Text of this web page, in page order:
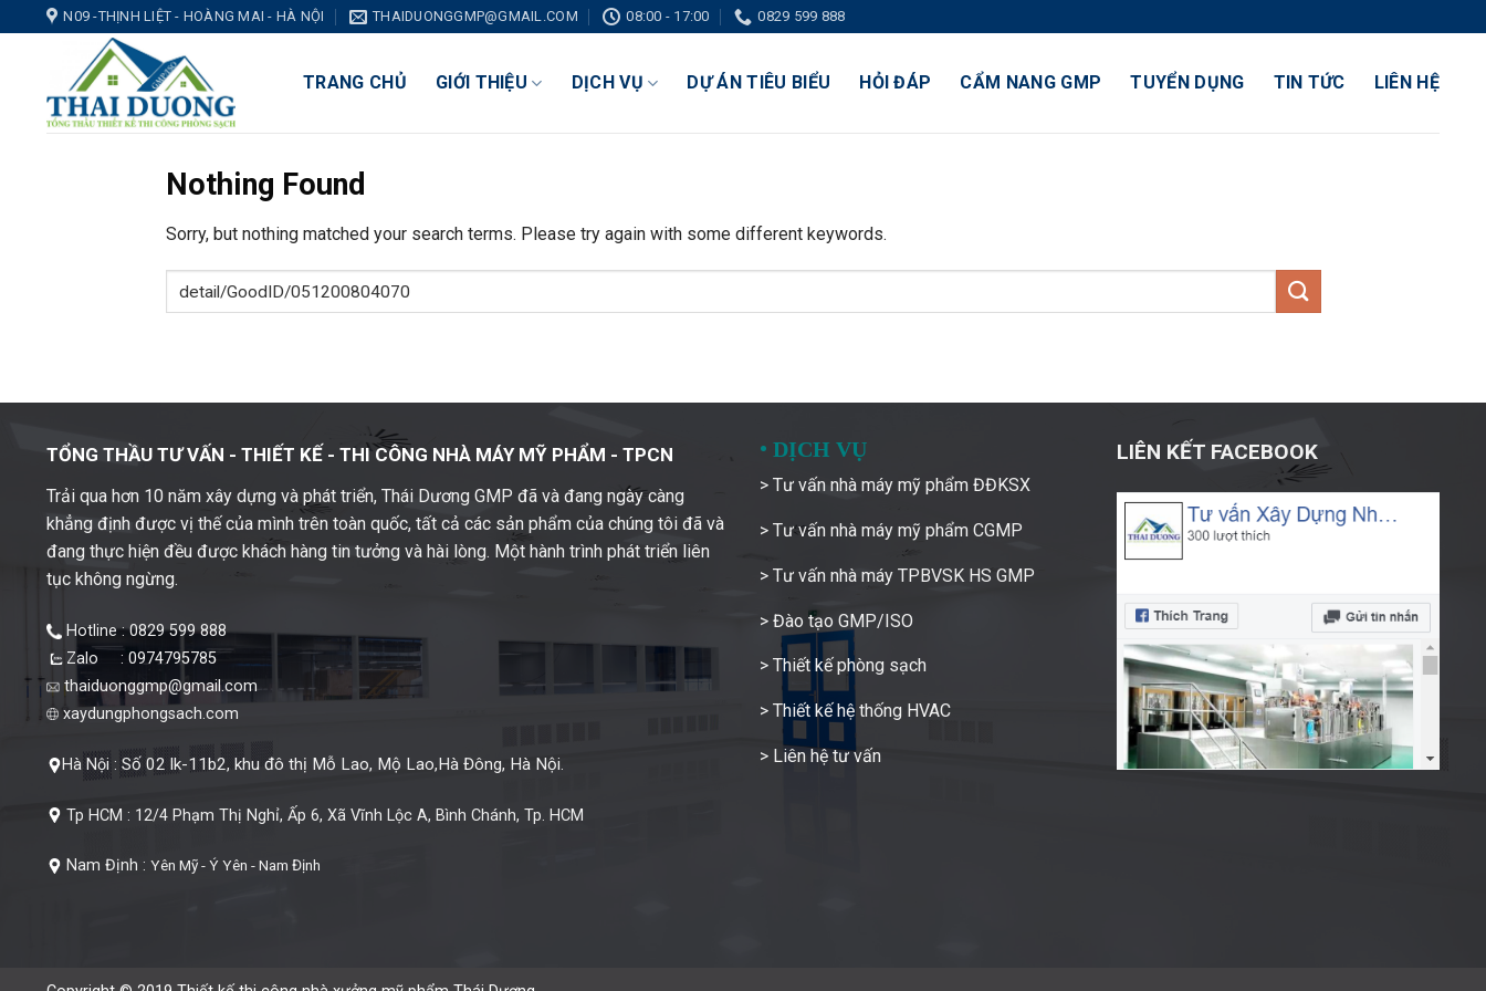
N09 -THỊNH LIỆT - HOÀNG MAI - HÀ NỘI THAIDUONGGMP@GMAIL.COM 08:00 - 17:00 0829 599 888
TRANG CHỦ GIỚI THIỆU DỊCH VỤ DỰ ÁN TIÊU BIỂU HỎI ĐÁP CẨM NANG GMP TUYỂN DỤNG TIN TỨC LIÊN HỆ
Nothing Found
Sorry, but nothing matched your search terms. Please try again with some different keywords.
TỔNG THẦU TƯ VẤN - THIẾT KẾ - THI CÔNG NHÀ MÁY MỸ PHẨM - TPCN
Trải qua hơn 10 năm xây dựng và phát triển, Thái Dương GMP đã và đang ngày càng
khẳng định được vị thế của mình trên toàn quốc, tất cả các sản phẩm của chúng tôi đã và
đang thực hiện đều được khách hàng tin tưởng và hài lòng. Một hành trình phát triển liên
tục không ngừng.
Hotline : 0829 599 888
Zalo : 0974795785
thaiduonggmp@gmail.com
xaydungphongsach.com
Hà Nội :Số 02 lk-11b2, khu đô thị Mỗ Lao, Mộ Lao,Hà Đông, Hà Nội.
Tp HCM : 12/4 Phạm Thị Nghỉ, Ấp 6, Xã Vĩnh Lộc A, Bình Chánh, Tp. HCM
Nam Định : Yên Mỹ - Ý Yên - Nam Định
• DỊCH VỤ
> Tư vấn nhà máy mỹ phẩm ĐĐKSX
> Tư vấn nhà máy mỹ phẩm CGMP
> Tư vấn nhà máy TPBVSK HS GMP
> Đào tạo GMP/ISO
> Thiết kế phòng sạch
> Thiết kế hệ thống HVAC
> Liên hệ tư vấn
LIÊN KẾT FACEBOOK